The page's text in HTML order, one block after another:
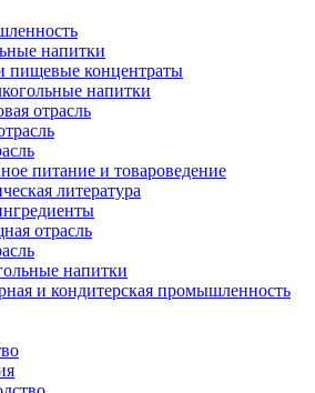
напитки
пищевые концентраты
напитки
отрасль
питание и товароведение
литература
отрасль
напитки
и кондитерская промышленность